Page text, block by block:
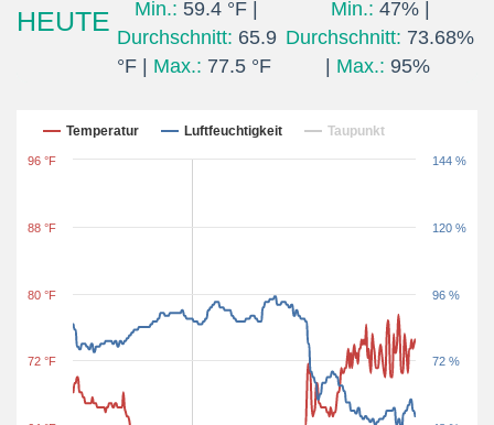
HEUTE
Min.: 59.4 °F |
Durchschnitt: 65.9
°F | Max.: 77.5 °F
Min.: 47% |
Durchschnitt: 73.68%
Max.: 95%
Letzten 24 Stunden
Temperatur Luftfeuchtigkeit Taupunkt
72 °F
80 °F
88 °F
96 °F
72 %
96 %
120 %
144 %